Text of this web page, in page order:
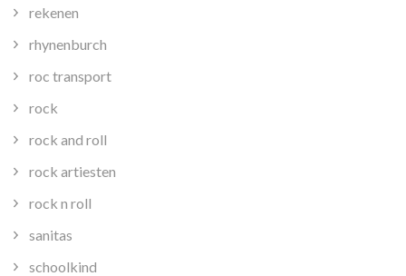
rekenen
rhynenburch
roc transport
rock
rock and roll
rock artiesten
rock n roll
sanitas
schoolkind